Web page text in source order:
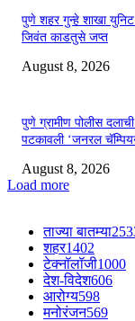
पुणे शहर गुन्हे शाखा
जिवंत काडतुसे जप्त
August 8, 2026
पुणे ग्रामीण पोलीस दलाची
पटकावली ‘जनरल
August 8, 2026
Load more
ताज्या बातम्या
शहर1402
टेक्नॉलॉजी1000
देश-विदेश606
आरोग्य598
मनोरंजन569